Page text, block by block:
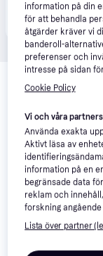
Produkten finns
samarbeta med
Vi har plockat
intressera dig.
information på din
för att behandla
åtgärder kräver vi
banderoll-
preferenser och
intresse på sidan
Cookie Policy
Vi och våra
Använda exakta
Aktivt läsa av
information på en
begränsade data
reklam och
forskning
Lista över partner